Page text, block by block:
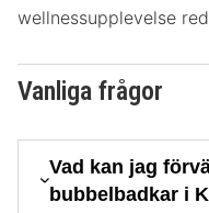
wellnessupplevelse
Vanliga frågor
Vad kan jag
bubbelbadkar i